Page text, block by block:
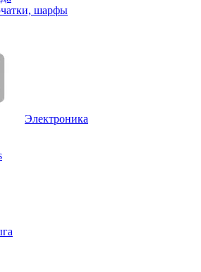
шарфы
Электроника